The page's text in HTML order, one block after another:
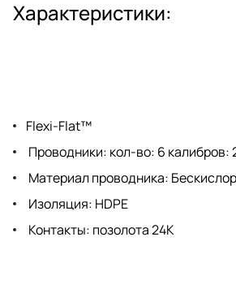
Характеристики:
Flexi-Flat™
Проводники: кол-во: 6 калибров:
Материал проводника:
Изоляция: HDPE
Контакты: позолота 24К